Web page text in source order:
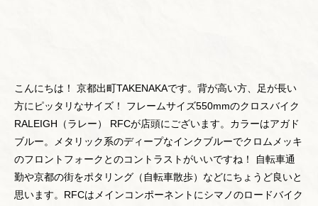
こんにちは！ 京都出町TAKENAKAです。背が高い方、足が長い
方にピッタリなサイズ！ フレームサイズ550mmのクロスバイク
RALEIGH（ラレー） RFCが店頭にございます。カラーはアガド
ブルー。メタリック系のディープなインクブルーでクロムメッキ
のフロントフォークとのコントラストがいいですね！ 自転車通
勤や京都の街をポタリング（自転車散歩）などにちょうど良いと
思います。RFCはメインコンポーネントにシマノのロードバイク